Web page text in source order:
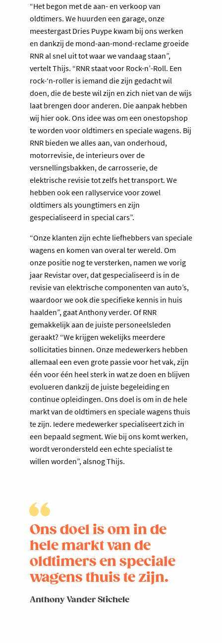
“Het begon met de aan- en verkoop van
oldtimers. We huurden een garage, onze
meestergast Dries Puype kwam bij ons werken
en dankzij de mond-aan-mond-reclame groeide
RNR al snel uit tot waar we vandaag staan”,
vertelt Thijs. “RNR staat voor Rock-n’-Roll. Een
rock-‘n-roller is iemand die zijn gedacht wil
doen, die de beste wil zijn en zich niet van de wijs
laat brengen door anderen. Die aanpak hebben
wij hier ook. Ons idee was om een onestopshop
te worden voor oldtimers en speciale wagens. Bij
RNR bieden we alles aan, van onderhoud,
motorrevisie, de interieurs over de
versnellingsbakken, de carrosserie, de
elektrische revisie tot zelfs het transport. We
hebben ook een rallyservice voor zowel
oldtimers als youngtimers en zijn
gespecialiseerd in special cars”.
“Onze klanten zijn echte liefhebbers van speciale
wagens en komen van overal ter wereld. Om
onze positie nog te versterken, namen we vorig
jaar Revistar over, dat gespecialiseerd is in de
revisie van elektrische componenten van auto’s,
waardoor we ook die specifieke kennis in huis
haalden”, gaat Anthony verder. Of RNR
gemakkelijk aan de juiste personeelsleden
geraakt? “We krijgen wekelijks meerdere
sollicitaties binnen. Onze medewerkers hebben
allemaal een even grote passie voor het vak, zijn
één voor één heel sterk in wat ze doen en blijven
evolueren dankzij de juiste begeleiding en
continue opleidingen. Ons doel is om in de hele
markt van de oldtimers en speciale wagens thuis
te zijn. Iedere medewerker specialiseert zich in
een bepaald segment. Wie bij ons komt werken,
wordt verondersteld een echte specialist te
willen worden”, alsnog Thijs.
Ons doel is om in de
hele markt van de
oldtimers en speciale
wagens thuis te zijn.
Anthony Vander Stichele